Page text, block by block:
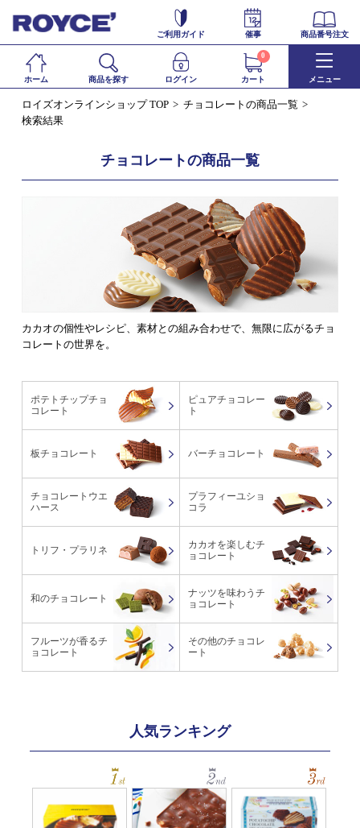
ご利用ガイド 催事 商品番号注文
ホーム 商品を探す ログイン カート
0
メニュー
ロイズオンラインショップ TOP
チョコレートの商品一覧
検索結果
チョコレートの商品一覧
カカオの個性やレシピ、素材との組み合わせで、無限に広がるチョ
コレートの世界を。
ポテトチップチョ
コレート
ピュアチョコレー
ト
板チョコレート バーチョコレート
チョコレートウエ
ハース
プラフィーユショ
コラ
トリフ・プラリネ
カカオを楽しむチ
ョコレート
和のチョコレート
ナッツを味わうチ
ョコレート
フルーツが香るチ
ョコレート
その他のチョコレ
ート
人気ランキング